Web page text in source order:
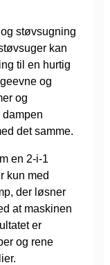
støvsugning
kan
til en hurtig
og
og
dampen
det samme.
en 2-i-1
kun med
der løsner
at maskinen
er
og rene